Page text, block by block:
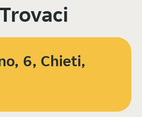
Trovaci
6, Chieti,